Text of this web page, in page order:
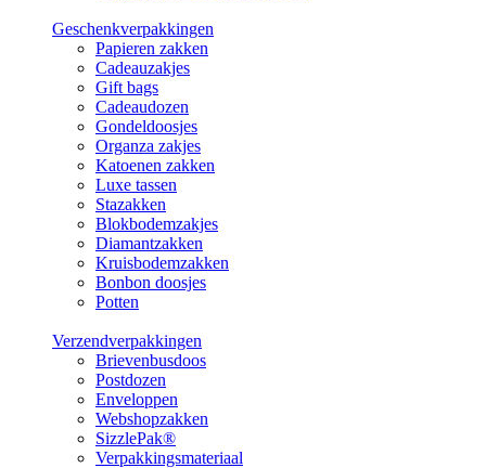
Geschenkverpakkingen
Papieren zakken
Cadeauzakjes
Gift bags
Cadeaudozen
Gondeldoosjes
Organza zakjes
Katoenen zakken
Luxe tassen
Stazakken
Blokbodemzakjes
Diamantzakken
Kruisbodemzakken
Bonbon doosjes
Potten
Verzendverpakkingen
Brievenbusdoos
Postdozen
Enveloppen
Webshopzakken
SizzlePak®
Verpakkingsmateriaal